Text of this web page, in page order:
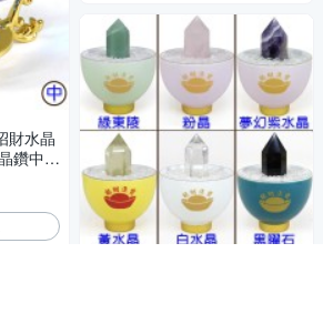
財水晶
鑽中型
選